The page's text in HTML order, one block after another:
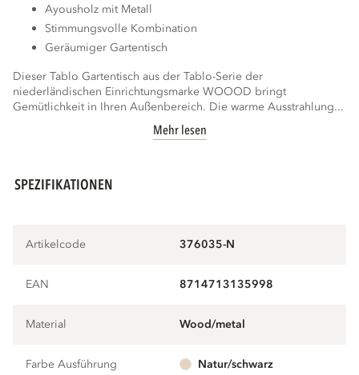
Ayousholz mit Metall
Stimmungsvolle Kombination
Geräumiger Gartentisch
Dieser Tablo Gartentisch aus der Tablo-Serie der
niederländischen Einrichtungsmarke WOOOD bringt
Gemütlichkeit in Ihren Außenbereich. Die warme Ausstrahlung...
Mehr lesen
SPEZIFIKATIONEN
Artikelcode 376035-N
EAN 8714713135998
Material wood/metal
Farbe Ausführung natur/schwarz